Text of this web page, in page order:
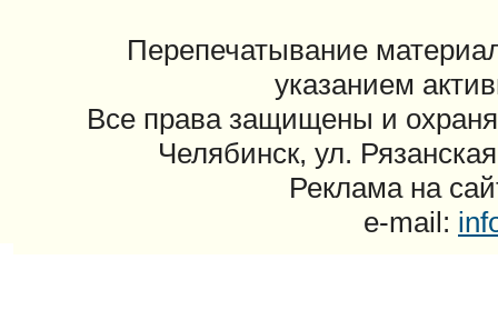
Перепечатывание
указанием
Все права защищены и
Челябинск, ул.
Реклама на
e-mail: